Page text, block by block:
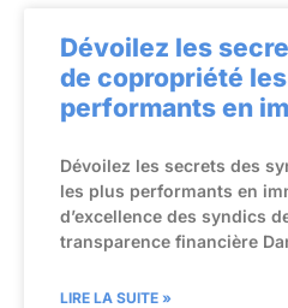
Dévoilez les
de copropriété
performants en
Dévoilez les secrets des
les plus performants en
d’excellence des syndics
transparence financière
LIRE LA SUITE »